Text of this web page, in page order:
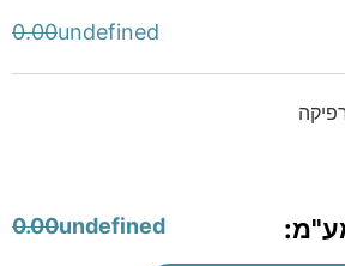
0.00undefined
0.00undefined